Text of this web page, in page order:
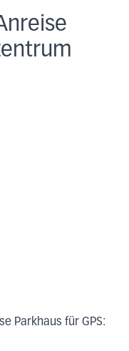
Parkhaus für GPS: